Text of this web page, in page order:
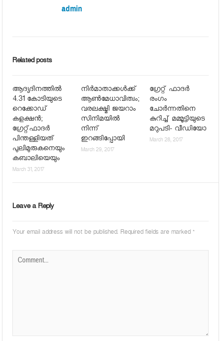
admin
Related posts
ആദ്യദിനത്തില്‍
4.31 കോടിയുടെ
റെക്കോഡ്
കളക്ഷന്‍;
ഗ്രേറ്റ്ഫാദര്‍
പിന്തള്ളിയത്
പുലിമുരുകനെയും
കബാലിയെയും
March 31, 2017
നിര്‍മാതാക്കള്‍ക്ക്
ആണ്‍മേധാവിത്വം;
വരലക്ഷ്മി ജയറാം
സിനിമയില്‍
നിന്ന്
ഇറങ്ങിപ്പോയി
March 29, 2017
ഗ്രേറ്റ് ഫാദര്‍
രംഗം
ചോര്‍ന്നതിനെ
കുറിച്ച് മമ്മൂട്ടിയുടെ
മറുപടി- വീഡിയോ
March 28, 2017
Leave a Reply
Your email address will not be published. Required fields are marked *